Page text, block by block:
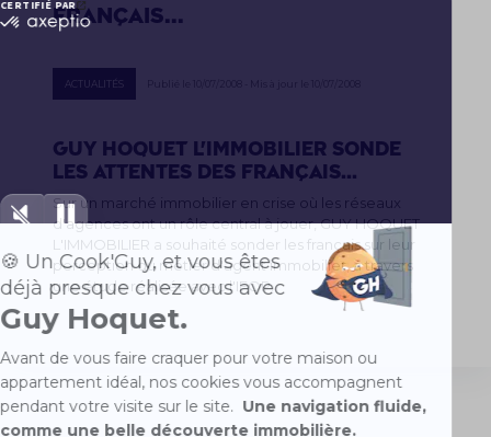
Français...
ACTUALITÉS
GUY HOQUET L'IMMOBILIER sonde
les attentes des Français...
Sur un marché immobilier en crise où les réseaux
d'agences ont un rôle central à jouer, GUY HOQUET
L'IMMOBILIER a souhaité sonder les français sur leur
perception du métier d'agent immobilier, à travers
une étude réalisée avec l'IFOP.